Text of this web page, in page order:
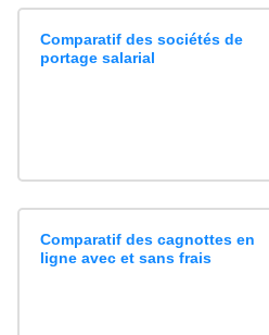
Comparatif des sociétés de
portage salarial
Comparatif des cagnottes en
ligne avec et sans frais